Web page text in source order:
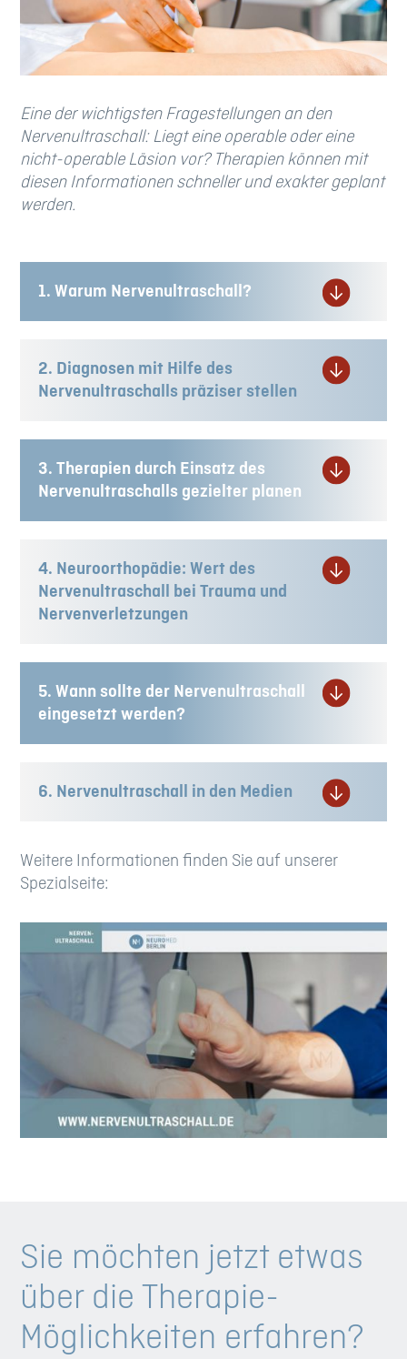
Eine der wichtigsten Fragestellungen an den
Nervenultraschall: Liegt eine operable oder eine
nicht-operable Läsion vor? Therapien können mit
diesen Informationen schneller und exakter geplant
werden.
1. Warum Nervenultraschall?
2. Diagnosen mit Hilfe des
Nervenultraschalls präziser stellen
3. Therapien durch Einsatz des
Nervenultraschalls gezielter planen
4. Neuroorthopädie: Wert des
Nervenultraschall bei Trauma und
Nervenverletzungen
5. Wann sollte der Nervenultraschall
eingesetzt werden?
6. Nervenultraschall in den Medien
Weitere Informationen finden Sie auf unserer
Spezialseite:
Sie möchten jetzt etwas
über die Therapie-
Möglichkeiten erfahren?